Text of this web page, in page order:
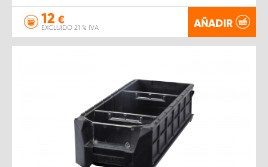
12 €
EXCLUIDO 21 % IVA AÑADIR